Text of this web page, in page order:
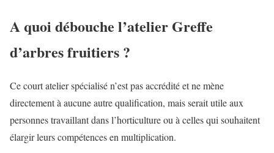
A quoi débouche l’atelier Greffe
d’arbres fruitiers ?
Ce court atelier spécialisé n’est pas accrédité et ne mène
directement à aucune autre qualification, mais serait utile aux
personnes travaillant dans l’horticulture ou à celles qui souhaitent
élargir leurs compétences en multiplication.